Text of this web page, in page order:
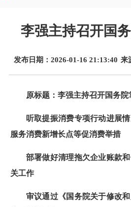
李强主持召开国
发布日期：2026-01-16 21:13:40 来
原标题：李强主持召开国务院
听取提振消费专项行动进展
服务消费新增长点等促消费举措
部署做好清理拖欠企业账款
关工作
审议通过《国务院关于修改